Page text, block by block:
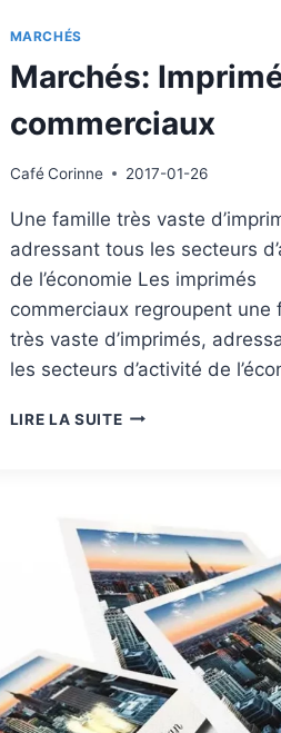
MARCHÉS
Marchés:
commerciaux
Café Corinne 2017-01-26
Une famille très vaste
adressant tous les secteurs
de l’économie Les imprimés
commerciaux regroupent une
très vaste d’imprimés,
les secteurs d’activité de
LIRE LA SUITEMARCHÉS: